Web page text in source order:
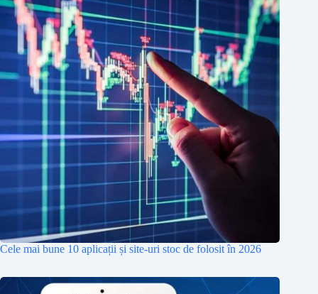
Cele mai bune 10 aplicații și site-uri stoc de folosit în 2026